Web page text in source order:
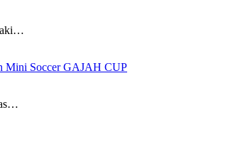
Mini Soccer GAJAH CUP